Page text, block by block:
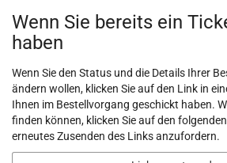
Wenn Sie bereits ein
haben
Wenn Sie den Status und die Details Ihrer
ändern wollen, klicken Sie auf den Link in
Ihnen im Bestellvorgang geschickt haben.
finden können, klicken Sie auf den
erneutes Zusenden des Links anzufordern.